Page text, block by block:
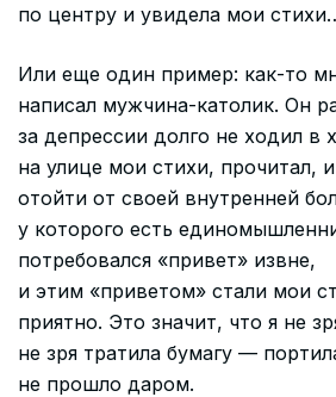
по центру и увидела мои
Или еще один пример: как-то
написал мужчина-католик. Он
за депрессии долго не ходил в
на улице мои стихи, прочитал,
отойти от своей внутренней
у которого есть
потребовался «привет» извне,
и этим «приветом» стали мои
приятно. Это значит, что я не
не зря тратила бумагу —
не прошло даром.